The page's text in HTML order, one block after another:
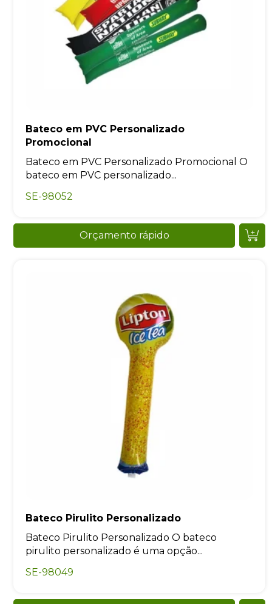
Bateco em PVC Personalizado
Promocional
Bateco em PVC Personalizado Promocional O
bateco em PVC personalizado...
SE-98052
Orçamento rápido
Bateco Pirulito Personalizado
Bateco Pirulito Personalizado O bateco
pirulito personalizado é uma opção...
SE-98049